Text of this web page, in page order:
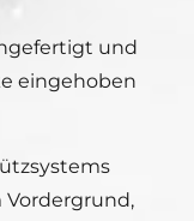
und
eingehoben
Vordergrund,